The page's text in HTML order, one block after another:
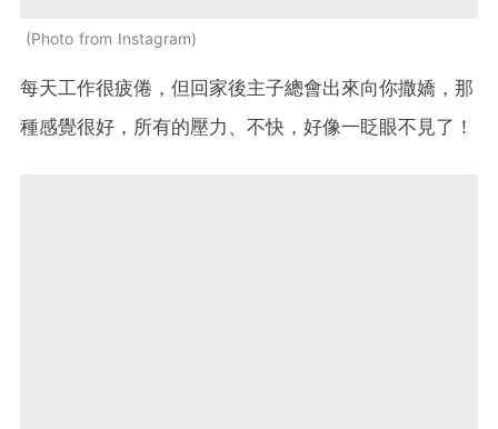
Photo from Instagram
每天工作很疲倦，但回家後主子總會出來向你撒嬌，那
種感覺很好，所有的壓力、不快，好像一眨眼不見了！